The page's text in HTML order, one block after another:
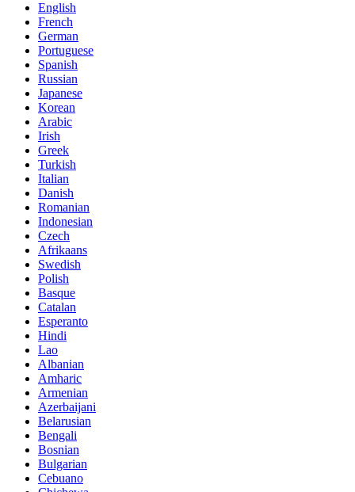
English
French
German
Portuguese
Spanish
Russian
Japanese
Korean
Arabic
Irish
Greek
Turkish
Italian
Danish
Romanian
Indonesian
Czech
Afrikaans
Swedish
Polish
Basque
Catalan
Esperanto
Hindi
Lao
Albanian
Amharic
Armenian
Azerbaijani
Belarusian
Bengali
Bosnian
Bulgarian
Cebuano